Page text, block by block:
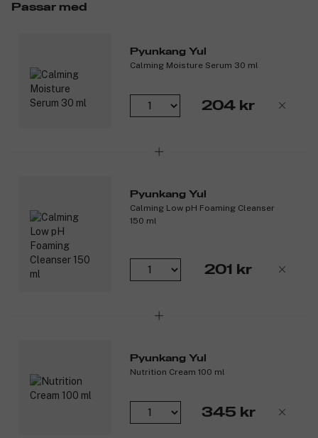
Passar med
Pyunkang Yul
Calming Moisture Serum 30 ml
204 kr
Pyunkang Yul
Calming Low pH Foaming Cleanser
150 ml
201 kr
Pyunkang Yul
Nutrition Cream 100 ml
345 kr